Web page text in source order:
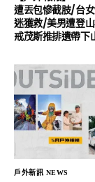
遭丟包慘截肢/台
迷獲救/美男遭登
戒茂斯推排遺帶下
戶外新訊 NEWS